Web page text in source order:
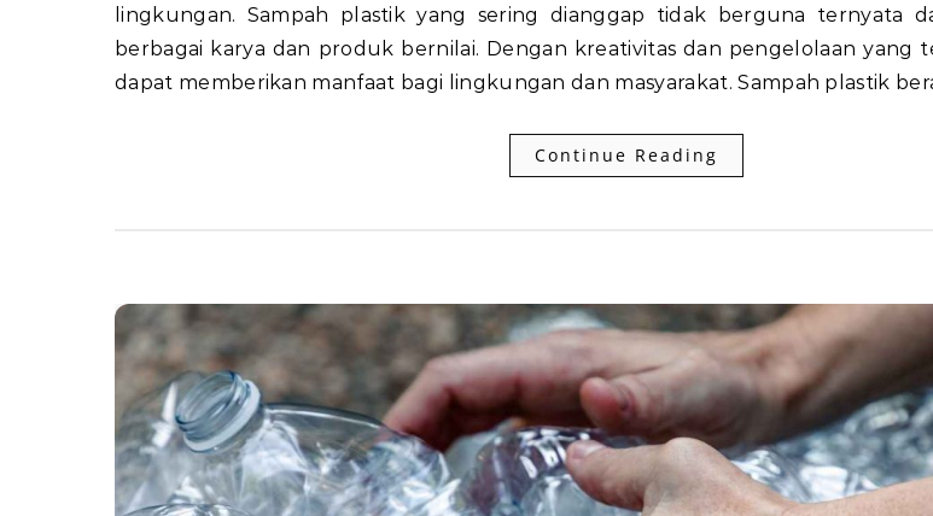
lingkungan. Sampah plastik yang sering dianggap tidak berguna ternyata
berbagai karya dan produk bernilai. Dengan kreativitas dan pengelolaan yang
dapat memberikan manfaat bagi lingkungan dan masyarakat. Sampah plastik
Continue Reading